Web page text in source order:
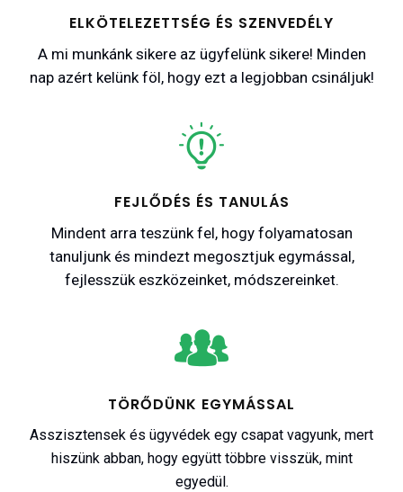
ELKÖTELEZETTSÉG ÉS SZENVEDÉLY
A mi munkánk sikere az ügyfelünk sikere! Minden
nap azért kelünk föl, hogy ezt a legjobban csináljuk!
FEJLŐDÉS ÉS TANULÁS
Mindent arra teszünk fel, hogy folyamatosan
tanuljunk és mindezt megosztjuk egymással,
fejlesszük eszközeinket, módszereinket.
TÖRŐDÜNK EGYMÁSSAL
Asszisztensek és ügyvédek egy csapat vagyunk, mert
hiszünk abban, hogy együtt többre visszük, mint
egyedül.